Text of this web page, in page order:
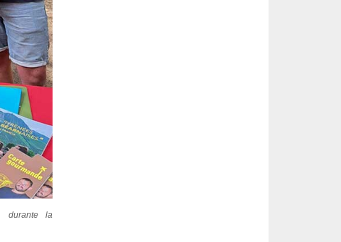
durante la